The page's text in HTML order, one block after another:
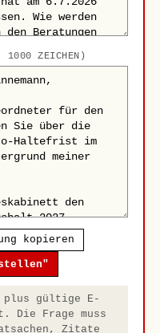
1000 ZEICHEN)
kopieren
plus gültige E-
Die Frage muss
Zitate